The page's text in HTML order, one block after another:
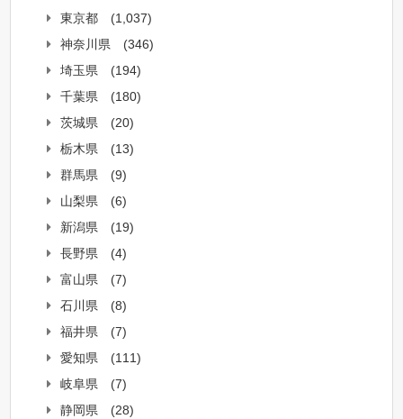
東京都
(1,037)
神奈川県
(346)
埼玉県
(194)
千葉県
(180)
茨城県
(20)
栃木県
(13)
群馬県
(9)
山梨県
(6)
新潟県
(19)
長野県
(4)
富山県
(7)
石川県
(8)
福井県
(7)
愛知県
(111)
岐阜県
(7)
静岡県
(28)